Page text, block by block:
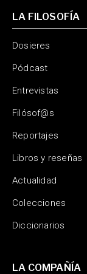
LA FILOSOFÍA
Dosieres
Pódcast
Entrevistas
Filósof@s
Reportajes
Libros y reseñas
Actualidad
Colecciones
Diccionarios
LA COMPAÑÍA